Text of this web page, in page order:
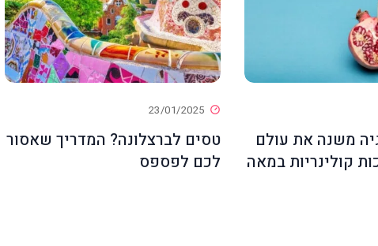
משנה את עולם
קולינריות במאה
23/01/2025
טסים לברצלונה? המדריך שאסור
לכם לפספס